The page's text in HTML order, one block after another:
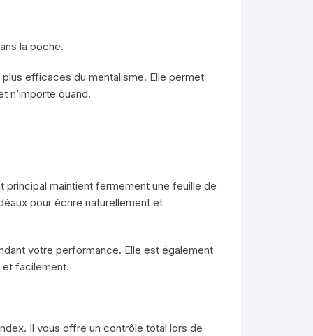
la poche.
plus efficaces du mentalisme. Elle permet
n’importe quand.
maintient fermement une feuille de
pour écrire naturellement et
votre performance. Elle est également
et facilement.
Il vous offre un contrôle total lors de